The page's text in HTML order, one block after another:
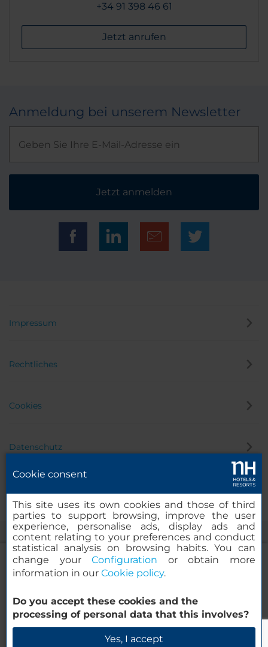
NH Collection Wien Zentrum
Verfügbarkeit prüfen
+34 91 398 46 61
Jetzt anrufen
Anmeldung bei unserem Newsletter
Jetzt anmelden
Impressum
Rechtliches
Cookies
Datenschutz
© 2000 – 2026 MINOR HOTELS EUROPE & AMERICAS Santa Engracia
120. 28003 Madrid, Spanien
Cookie consent
This site uses its own cookies and those of third
parties to support browsing, improve the user
experience, personalise ads, display ads and
content relating to your preferences and conduct
statistical analysis on browsing habits. You can
change yourConfiguration or obtain more
information in our Cookie policy.
Do you accept these cookies and the
processing of personal data that this involves?
Yes, I accept